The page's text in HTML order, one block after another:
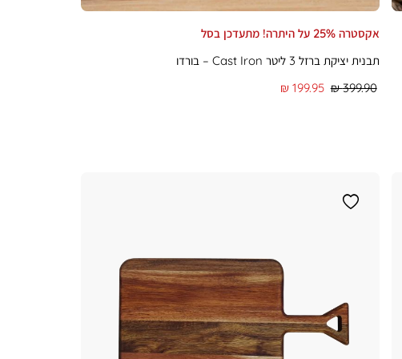
אקסטרה 25% על היתרה! מתעדכן בסל
תבנית יציקת ברזל 3 ליטר Cast Iron – בורדו
מחיר
199.95 ₪
מחיר
399.90 ₪